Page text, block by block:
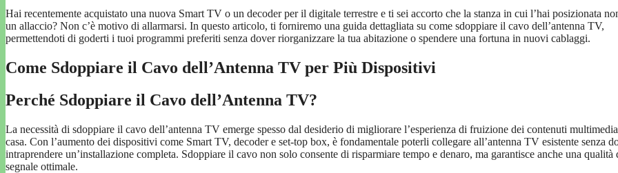
Hai recentemente acquistato una nuova Smart TV o un decoder per il digitale terrestre e ti sei accorto che la stanza in cui l’hai posizionata
un allaccio? Non c’è motivo di allarmarsi. In questo articolo, ti forniremo una guida dettagliata su come sdoppiare il cavo dell’antenna TV,
permettendoti di goderti i tuoi programmi preferiti senza dover riorganizzare la tua abitazione o spendere una fortuna in nuovi cablaggi.
Come Sdoppiare il Cavo dell’Antenna TV per Più Dispositivi
Perché Sdoppiare il Cavo dell’Antenna TV?
La necessità di sdoppiare il cavo dell’antenna TV emerge spesso dal desiderio di migliorare l’esperienza di fruizione dei contenuti
casa. Con l’aumento dei dispositivi come Smart TV, decoder e set-top box, è fondamentale poterli collegare all’antenna TV esistente senza
intraprendere un’installazione completa. Sdoppiare il cavo non solo consente di risparmiare tempo e denaro, ma garantisce anche una qualità
segnale ottimale.